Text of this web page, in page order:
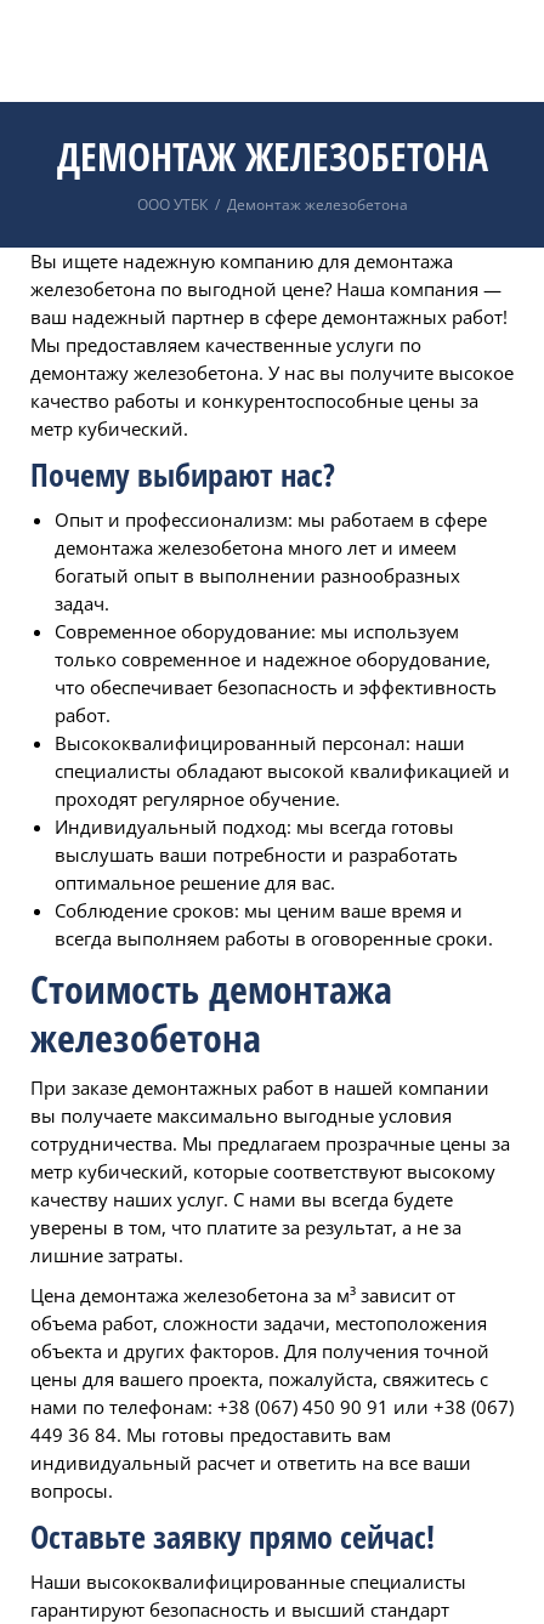
ДЕМОНТАЖ ЖЕЛЕЗОБЕТОНА
ООО УТБК/ Демонтаж железобетона
Вы ищете надежную компанию для демонтажа
железобетона по выгодной цене? Наша компания —
ваш надежный партнер в сфере демонтажных работ!
Мы предоставляем качественные услуги по
демонтажу железобетона. У нас вы получите высокое
качество работы и конкурентоспособные цены за
метр кубический.
Почему выбирают нас?
Опыт и профессионализм: мы работаем в сфере
демонтажа железобетона много лет и имеем
богатый опыт в выполнении разнообразных
задач.
Современное оборудование: мы используем
только современное и надежное оборудование,
что обеспечивает безопасность и эффективность
работ.
Высококвалифицированный персонал: наши
специалисты обладают высокой квалификацией и
проходят регулярное обучение.
Индивидуальный подход: мы всегда готовы
выслушать ваши потребности и разработать
оптимальное решение для вас.
Соблюдение сроков: мы ценим ваше время и
всегда выполняем работы в оговоренные сроки.
Стоимость демонтажа
железобетона
При заказе демонтажных работ в нашей компании
вы получаете максимально выгодные условия
сотрудничества. Мы предлагаем прозрачные цены за
метр кубический, которые соответствуют высокому
качеству наших услуг. С нами вы всегда будете
уверены в том, что платите за результат, а не за
лишние затраты.
Цена демонтажа железобетона за м³ зависит от
объема работ, сложности задачи, местоположения
объекта и других факторов. Для получения точной
цены для вашего проекта, пожалуйста, свяжитесь с
нами по телефонам: +38 (067) 450 90 91 или +38 (067)
449 36 84. Мы готовы предоставить вам
индивидуальный расчет и ответить на все ваши
вопросы.
Оставьте заявку прямо сейчас!
Наши высококвалифицированные специалисты
гарантируют безопасность и высший стандарт